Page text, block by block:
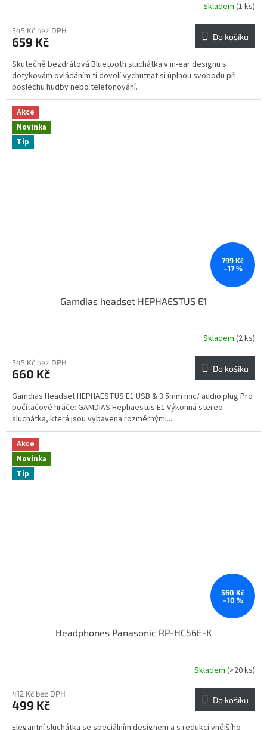
Skladem (1 ks)
545 Kč bez DPH
659 Kč Do košíku
Skutečně bezdrátová Bluetooth sluchátka v in-ear designu s
dotykovám ovládáním ti dovolí vychutnat si úplnou svobodu při
poslechu hudby nebo telefonování.
Akce
Novinka
Tip
799 Kč
–17 %
Gamdias headset HEPHAESTUS E1
Skladem (2 ks)
545 Kč bez DPH
660 Kč Do košíku
Gamdias Headset HEPHAESTUS E1 USB & 3.5mm mic/ audio plug Pro
počítačové hráče: GAMDIAS Hephaestus E1 Výkonná stereo
sluchátka, která jsou vybavena rozměrnými...
Akce
Novinka
Tip
560 Kč
–10 %
Headphones Panasonic RP-HC56E-K
Skladem (>20 ks)
412 Kč bez DPH
499 Kč Do košíku